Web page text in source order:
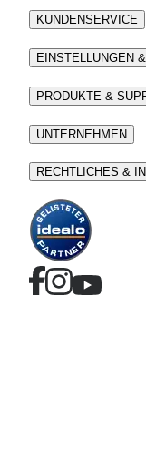
KUNDENSERVICE
EINSTELLUNGEN
PRODUKTE &
UNTERNEHMEN
RECHTLICHES &